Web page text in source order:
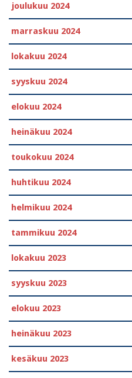
joulukuu 2024
marraskuu 2024
lokakuu 2024
syyskuu 2024
elokuu 2024
heinäkuu 2024
toukokuu 2024
huhtikuu 2024
helmikuu 2024
tammikuu 2024
lokakuu 2023
syyskuu 2023
elokuu 2023
heinäkuu 2023
kesäkuu 2023